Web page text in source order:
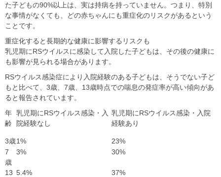
た子どもの90%以上は、実は持病を持っていません。つまり、特別
な事情がなくても、どの赤ちゃんにも重症化のリスクがあるという
ことです。
重症化すると長期的な健康に影響するリスクも
乳児期にRSウイルスに感染して入院した子どもは、その後の健康に
も影響が見られる場合があります。
RSウイルス感染症により入院経験のある子どもは、そうでない子ど
もと比べて、3歳、7歳、13歳時点での喘息の発症率が高い傾向があ
ると報告されています。
年
齢
乳児期にRSウイルス感染・入
院経験なし
乳児期にRSウイルス感染・入院
経験あり
3歳1%
23%
7
歳
3% 30%
13 5.4% 37%